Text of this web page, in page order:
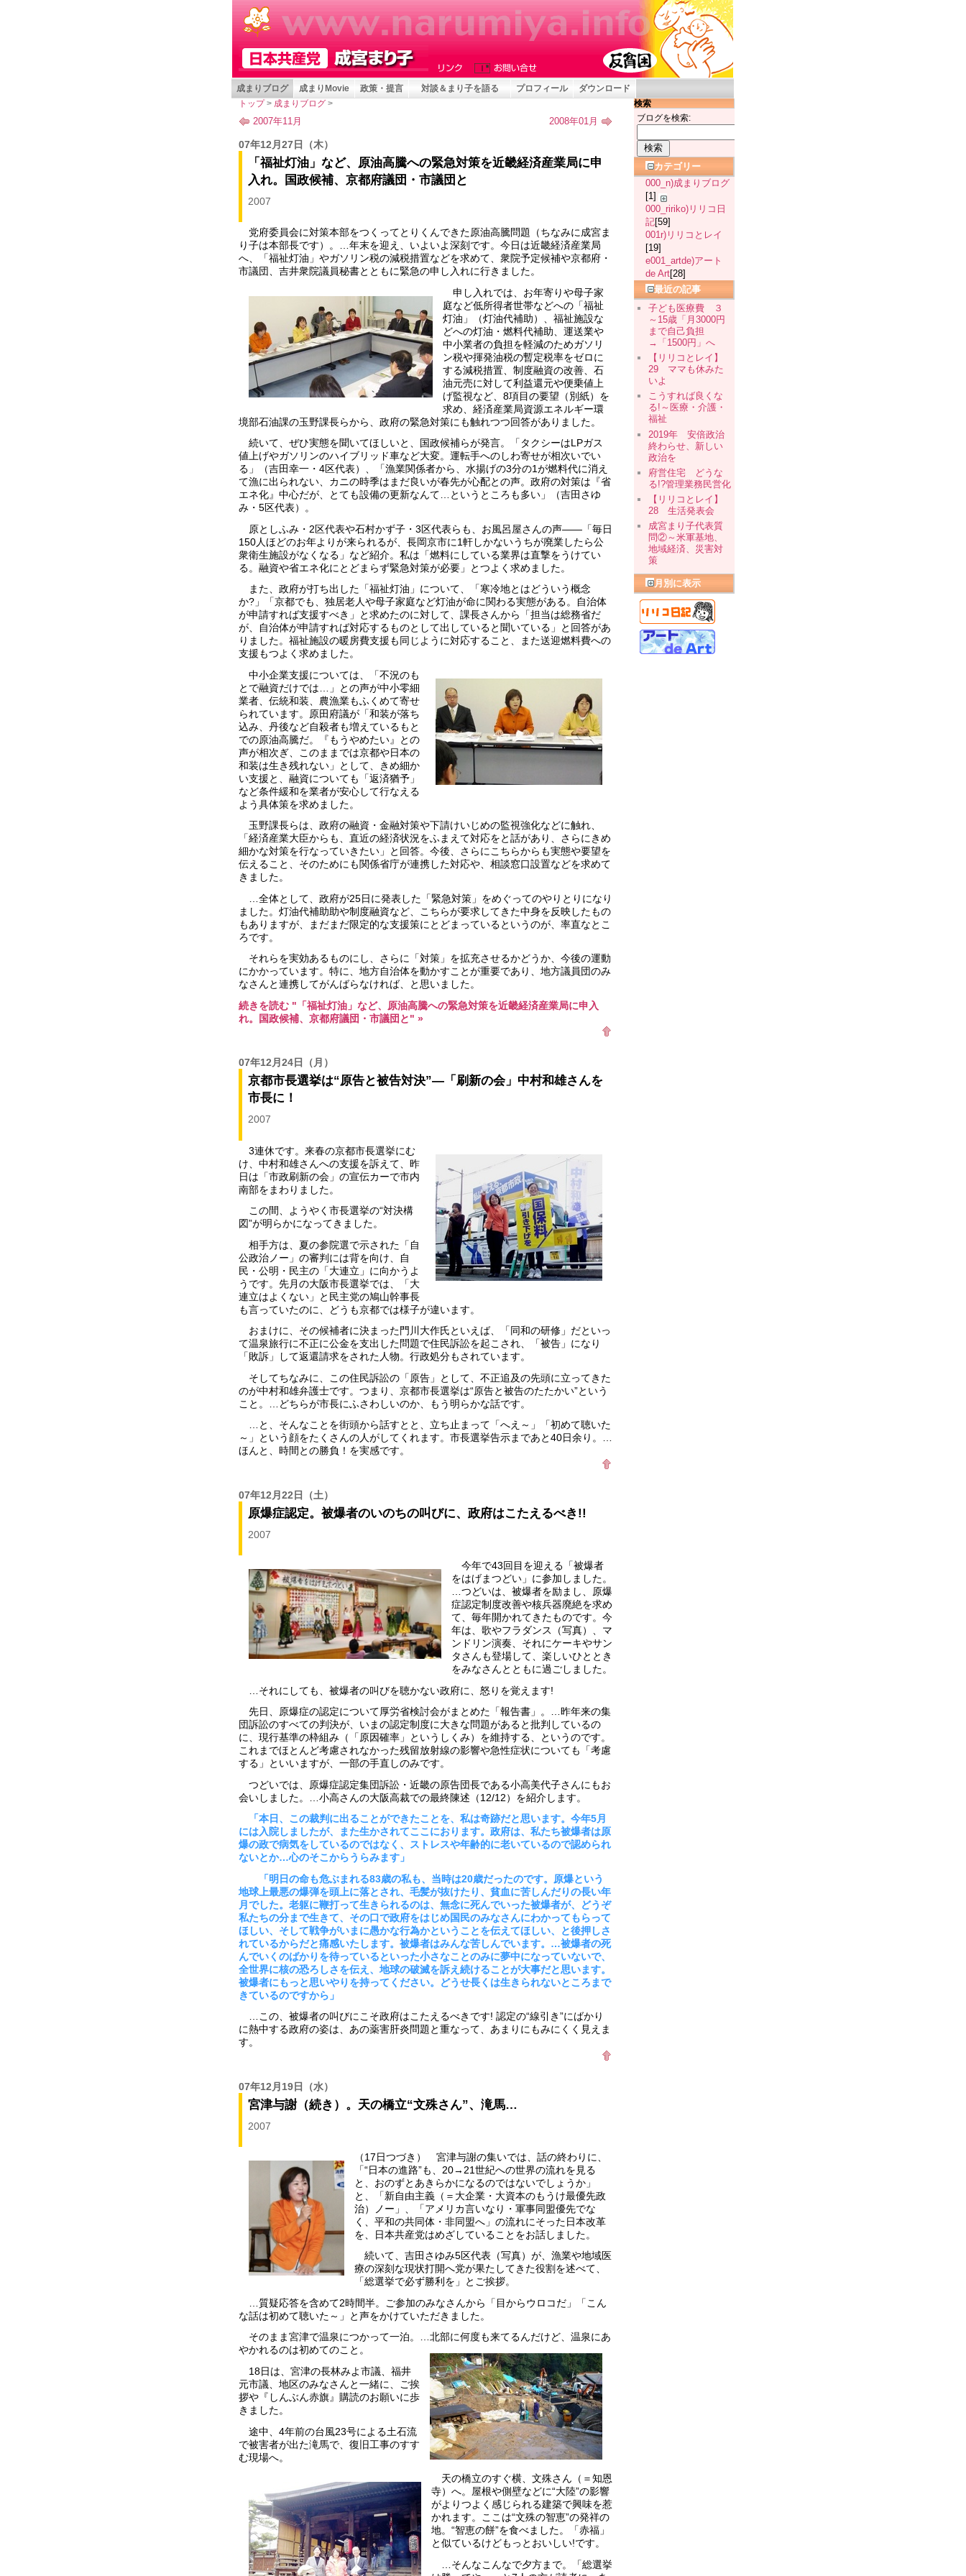
成まりブログ 成まりMovie 政策・提言 対談＆まり子を語る プロフィール ダウンロード
トップ> 成まりブログ >
2007年11月 2008年01月
07年12月27日 （木）
「福祉灯油」など、原油高騰への緊急対策を近畿経済産業局に申
入れ。国政候補、京都府議団・市議団と
2007
党府委員会に対策本部をつくってとりくんできた原油高騰問題（ちなみに成宮ま
り子は本部長です）。…年末を迎え、いよいよ深刻です。今日は近畿経済産業局
へ、「福祉灯油」やガソリン税の減税措置などを求めて、衆院予定候補や京都府・
市議団、吉井衆院議員秘書とともに緊急の申し入れに行きました。
申し入れでは、お年寄りや母子家
庭など低所得者世帯などへの「福祉
灯油」（灯油代補助）、福祉施設な
どへの灯油・燃料代補助、運送業や
中小業者の負担を軽減のためガソリ
ン税や揮発油税の暫定税率をゼロに
する減税措置、制度融資の改善、石
油元売に対して利益還元や便乗値上
げ監視など、8項目の要望（別紙）を
求め、経済産業局資源エネルギー環
境部石油課の玉野課長らから、政府の緊急対策にも触れつつ回答がありました。
続いて、ぜひ実態を聞いてほしいと、国政候補らが発言。「タクシーはLPガス
値上げやガソリンのハイブリッド車など大変。運転手へのしわ寄せが相次いでい
る」（吉田幸一・4区代表）、「漁業関係者から、水揚げの3分の1が燃料代に消え
て漁に出られない、カニの時季はまだ良いが春先が心配との声。政府の対策は『省
エネ化』中心だが、とても設備の更新なんて…というところも多い」（吉田さゆ
み・5区代表）。
原としふみ・2区代表や石村かず子・3区代表らも、お風呂屋さんの声――「毎日
150人ほどのお年よりが来られるが、長岡京市に1軒しかないうちが廃業したら公
衆衛生施設がなくなる」など紹介。私は「燃料にしている業界は直撃をうけてい
る。融資や省エネ化にとどまらず緊急対策が必要」とつよく求めました。
また、政府が打ち出した「福祉灯油」について、「寒冷地とはどういう概念
か?」「京都でも、独居老人や母子家庭など灯油が命に関わる実態がある。自治体
が申請すれば支援すべき」と求めたのに対して、課長さんから「担当は総務省だ
が、自治体が申請すれば対応するものとして出していると聞いている」と回答があ
りました。福祉施設の暖房費支援も同じように対応すること、また送迎燃料費への
支援もつよく求めました。
中小企業支援については、「不況のも
とで融資だけでは…」との声が中小零細
業者、伝統和装、農漁業もふくめて寄せ
られています。原田府議が「和装が落ち
込み、丹後など自殺者も増えているもと
での原油高騰だ。『もうやめたい』との
声が相次ぎ、このままでは京都や日本の
和装は生き残れない」として、きめ細か
い支援と、融資についても「返済猶予」
など条件緩和を業者が安心して行なえる
よう具体策を求めました。
玉野課長らは、政府の融資・金融対策や下請けいじめの監視強化などに触れ、
「経済産業大臣からも、直近の経済状況をふまえて対応をと話があり、さらにきめ
細かな対策を行なっていきたい」と回答。今後、さらにこちらからも実態や要望を
伝えること、そのためにも関係省庁が連携した対応や、相談窓口設置などを求めて
きました。
…全体として、政府が25日に発表した「緊急対策」をめぐってのやりとりになり
ました。灯油代補助助や制度融資など、こちらが要求してきた中身を反映したもの
もありますが、まだまだ限定的な支援策にとどまっているというのが、率直なとこ
ろです。
それらを実効あるものにし、さらに「対策」を拡充させるかどうか、今後の運動
にかかっています。特に、地方自治体を動かすことが重要であり、地方議員団のみ
なさんと連携してがんばらなければ、と思いました。
続きを読む "「福祉灯油」など、原油高騰への緊急対策を近畿経済産業局に申入
れ。国政候補、京都府議団・市議団と" »
07年12月24日 （月）
京都市長選挙は“原告と被告対決”―「刷新の会」中村和雄さんを
市長に！
2007
3連休です。来春の京都市長選挙にむ
け、中村和雄さんへの支援を訴えて、昨
日は「市政刷新の会」の宣伝カーで市内
南部をまわりました。
この間、ようやく市長選挙の“対決構
図”が明らかになってきました。
相手方は、夏の参院選で示された「自
公政治ノー」の審判には背を向け、自
民・公明・民主の「大連立」に向かうよ
うです。先月の大阪市長選挙では、「大
連立はよくない」と民主党の鳩山幹事長
も言っていたのに、どうも京都では様子が違います。
おまけに、その候補者に決まった門川大作氏といえば、「同和の研修」だといっ
て温泉旅行に不正に公金を支出した問題で住民訴訟を起こされ、「被告」になり
「敗訴」して返還請求をされた人物。行政処分もされています。
そしてちなみに、この住民訴訟の「原告」として、不正追及の先頭に立ってきた
のが中村和雄弁護士です。つまり、京都市長選挙は“原告と被告のたたかい”という
こと。…どちらが市長にふさわしいのか、もう明らかな話です。
…と、そんなことを街頭から話すとと、立ち止まって「へえ～」「初めて聴いた
～」という顔をたくさんの人がしてくれます。市長選挙告示まであと40日余り。…
ほんと、時間との勝負！を実感です。
07年12月22日 （土）
原爆症認定。被爆者のいのちの叫びに、政府はこたえるべき!!
2007
今年で43回目を迎える「被爆者
をはげまつどい」に参加しました。
…つどいは、被爆者を励まし、原爆
症認定制度改善や核兵器廃絶を求め
て、毎年開かれてきたものです。今
年は、歌やフラダンス（写真）、マ
ンドリン演奏、それにケーキやサン
タさんも登場して、楽しいひととき
をみなさんとともに過ごしました。
…それにしても、被爆者の叫びを聴かない政府に、怒りを覚えます!
先日、原爆症の認定について厚労省検討会がまとめた「報告書」。…昨年来の集
団訴訟のすべての判決が、いまの認定制度に大きな問題があると批判しているの
に、現行基準の枠組み（「原因確率」というしくみ）を維持する、というのです。
これまでほとんど考慮されなかった残留放射線の影響や急性症状についても「考慮
する」といいますが、一部の手直しのみです。
つどいでは、原爆症認定集団訴訟・近畿の原告団長である小高美代子さんにもお
会いしました。…小高さんの大阪高裁での最終陳述（12/12）を紹介します。
「本日、この裁判に出ることができたことを、私は奇跡だと思います。今年5月
には入院しましたが、また生かされてここにおります。政府は、私たち被爆者は原
爆の政で病気をしているのではなく、ストレスや年齢的に老いているので認められ
ないとか…心のそこからうらみます」
「明日の命も危ぶまれる83歳の私も、当時は20歳だったのです。原爆という
地球上最悪の爆弾を頭上に落とされ、毛髪が抜けたり、貧血に苦しんだりの長い年
月でした。老躯に鞭打って生きられるのは、無念に死んでいった被爆者が、どうぞ
私たちの分まで生きて、その口で政府をはじめ国民のみなさんにわかってもらって
ほしい、そして戦争がいまに愚かな行為かということを伝えてほしい、と後押しさ
れているからだと痛感いたします。被爆者はみんな苦しんでいます。…被爆者の死
んでいくのばかりを待っているといった小さなことのみに夢中になっていないで、
全世界に核の恐ろしさを伝え、地球の破滅を訴え続けることが大事だと思います。
被爆者にもっと思いやりを持ってください。どうせ長くは生きられないところまで
きているのですから」
…この、被爆者の叫びにこそ政府はこたえるべきです! 認定の“線引き”にばかり
に熱中する政府の姿は、あの薬害肝炎問題と重なって、あまりにもみにくく見えま
す。
07年12月19日 （水）
宮津与謝（続き）。天の橋立“文殊さん”、滝馬…
2007
（17日つづき） 宮津与謝の集いでは、話の終わりに、
「“日本の進路”も、20→21世紀への世界の流れを見る
と、おのずとあきらかになるのではないでしょうか」
と、「新自由主義（＝大企業・大資本のもうけ最優先政
治）ノー」、「アメリカ言いなり・軍事同盟優先でな
く、平和の共同体・非同盟へ」の流れにそった日本改革
を、日本共産党はめざしていることをお話しました。
続いて、吉田さゆみ5区代表（写真）が、漁業や地域医
療の深刻な現状打開へ党が果たしてきた役割を述べて、
「総選挙で必ず勝利を」とご挨拶。
…質疑応答を含めて2時間半。ご参加のみなさんから「目からウロコだ」「こん
な話は初めて聴いた～」と声をかけていただきました。
そのまま宮津で温泉につかって一泊。…北部に何度も来てるんだけど、温泉にあ
やかれるのは初めてのこと。
18日は、宮津の長林みよ市議、福井
元市議、地区のみなさんと一緒に、ご挨
拶や『しんぶん赤旗』購読のお願いに歩
きました。
途中、4年前の台風23号による土石流
で被害者が出た滝馬で、復旧工事のすす
む現場へ。
天の橋立のすぐ横、文殊さん（＝知恩
寺）へ。屋根や側壁などに“大陸”の影響
がよりつよく感じられる建築で興味を惹
かれます。ここは“文殊の智恵”の発祥の
地。“智恵の餅”を食べました。「赤福」
と似ているけどもっとおいしい!です。
…そんなこんなで夕方まで。「総選挙
検索
ブログを検索:
カテゴリー
000_n)成まりブログ
[1]
000_ririko)リリコ日
記[59]
001r)リリコとレイ
[19]
e001_artde)アート
de Art[28]
最近の記事
子ども医療費 ３
～15歳「月3000円
まで自己負担
→「1500円」へ
【リリコとレイ】
29 ママも休みた
いよ
こうすれば良くな
る!～医療・介護・
福祉
2019年 安倍政治
終わらせ、新しい
政治を
府営住宅 どうな
る!?管理業務民営化
【リリコとレイ】
28 生活発表会
成宮まり子代表質
問②～米軍基地、
地域経済、災害対
策
月別に表示